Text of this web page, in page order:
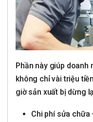
Phần này giúp
không chỉ vài triệu
giờ sản xuất bị dừng
Chi phí sửa chữa